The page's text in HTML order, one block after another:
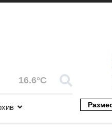
16.6°C